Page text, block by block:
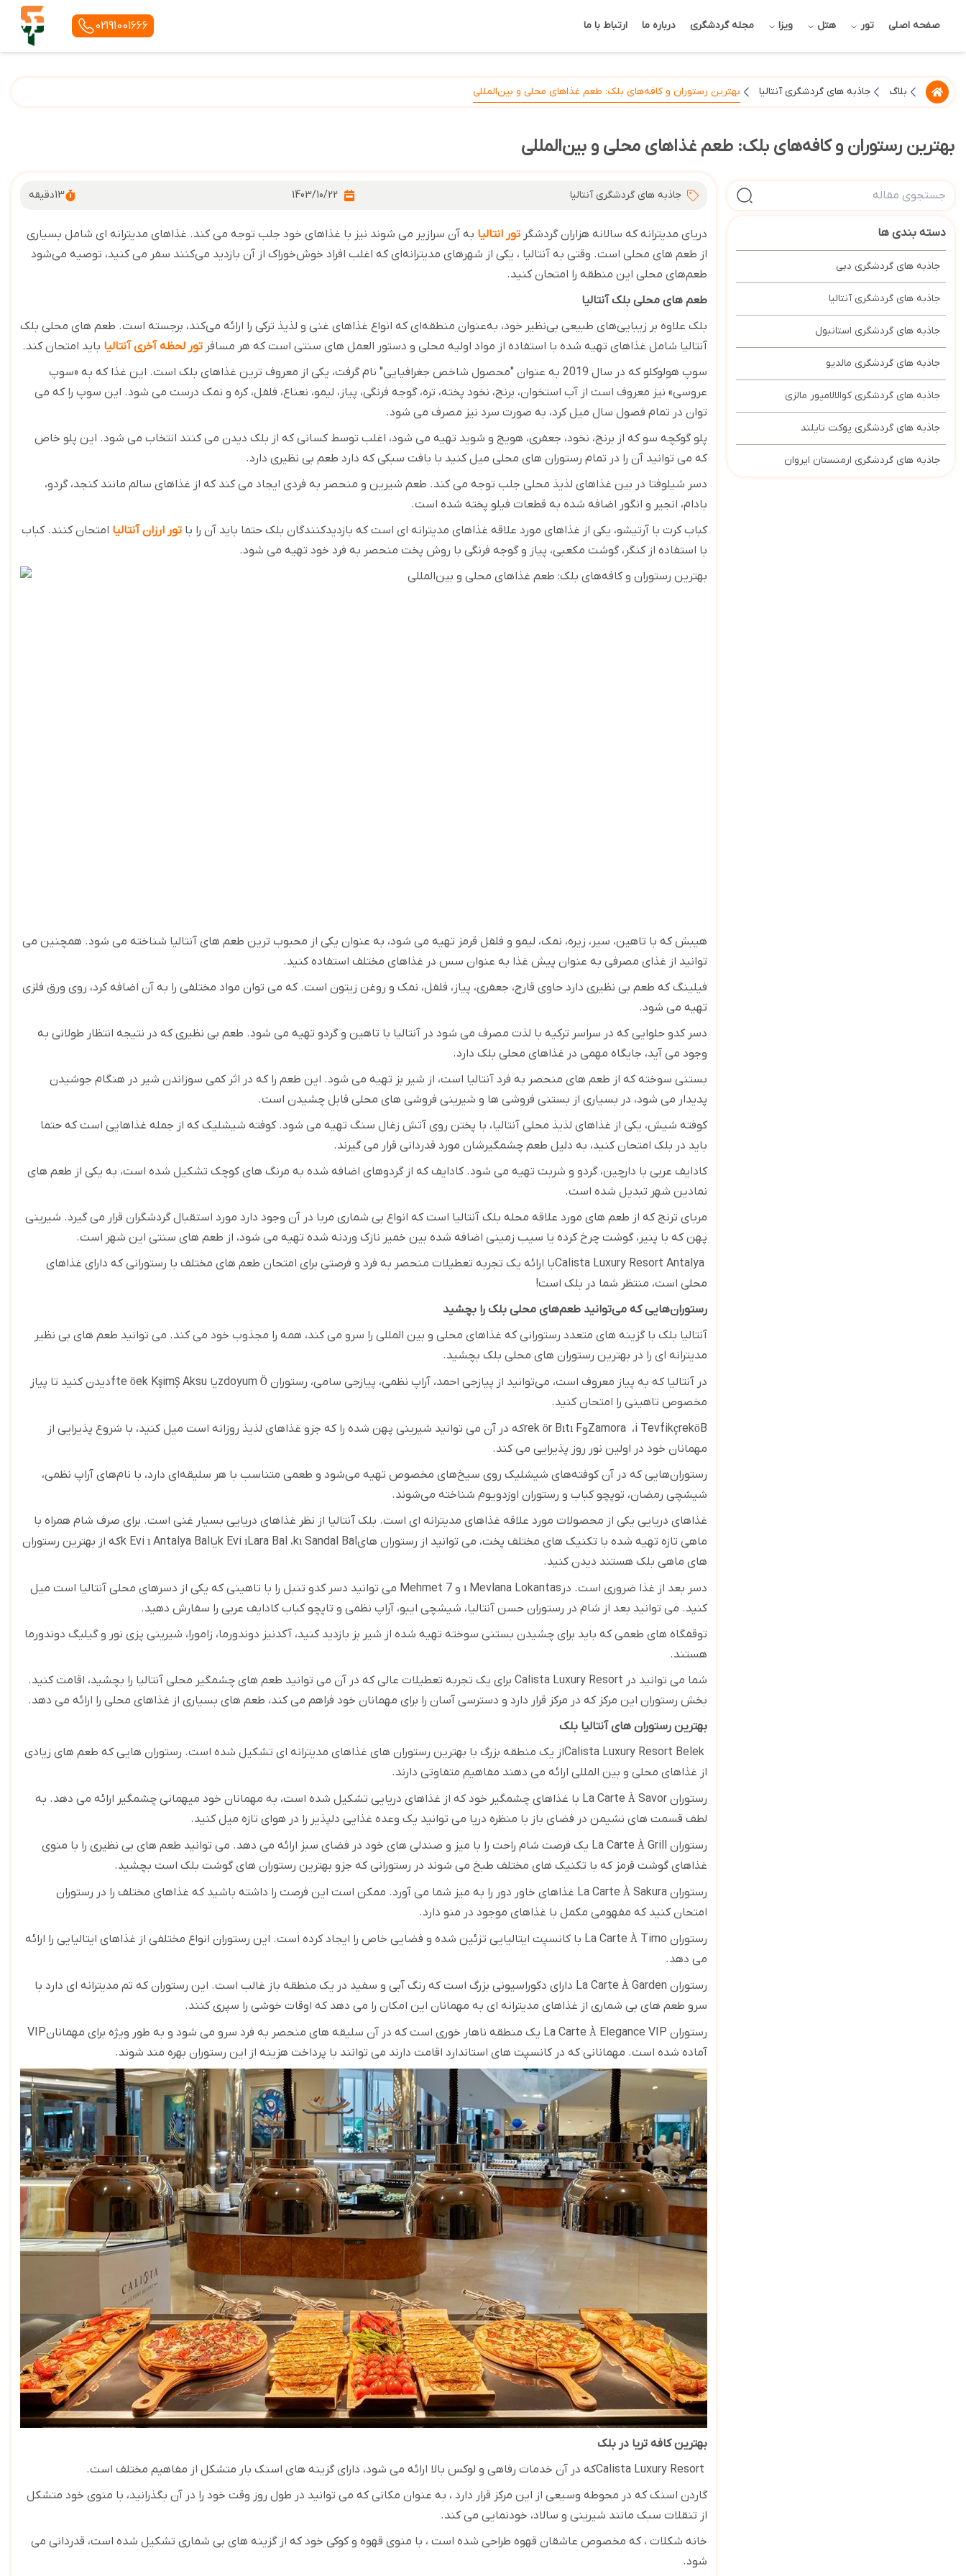
صفحه اصلی تور هتل ویزا مجله گردشگری درباره ما ارتباط با ما 02191001666
بلاگ جاذبه های گردشگری آنتالیا بهترین رستوران و کافه‌های بلک: طعم غذاهای محلی و بین‌المللی
بهترین رستوران و کافه‌های بلک: طعم غذاهای محلی و بین‌المللی
دسته بندی ها
جاذبه های گردشگری دبی
جاذبه های گردشگری آنتالیا
جاذبه های گردشگری استانبول
جاذبه های گردشگری مالدیو
جاذبه های گردشگری کوالالامپور مالزی
جاذبه های گردشگری پوکت تایلند
جاذبه های گردشگری ارمنستان ایروان
جاذبه های گردشگری آنتالیا 1403/10/22
13دقیقه
دریای مدیترانه که سالانه هزاران گردشگر تور انتالیا به آن سرازیر می شوند نیز با غذاهای خود جلب توجه می کند. غذاهای مدیترانه ای شامل بسیاری
از طعم های محلی است. وقتی به آنتالیا ، یکی از شهرهای مدیترانه‌ای که اغلب افراد خوش‌خوراک از آن بازدید می‌کنند سفر می کنید، توصیه می‌شود
طعم‌های محلی این منطقه را امتحان کنید.
طعم های محلی بلک آنتالیا
بلک علاوه بر زیبایی‌های طبیعی بی‌نظیر خود، به‌عنوان منطقه‌ای که انواع غذاهای غنی و لذیذ ترکی را ارائه می‌کند، برجسته است. طعم های محلی بلک
آنتالیا شامل غذاهای تهیه شده با استفاده از مواد اولیه محلی و دستور العمل های سنتی است که هر مسافر تور لحظه آخری آنتالیا باید امتحان کند.
سوپ هولوکلو که در سال 2019 به عنوان "محصول شاخص جغرافیایی" نام گرفت، یکی از معروف ترین غذاهای بلک است. این غذا که به «سوپ
عروسی» نیز معروف است از آب استخوان، برنج، نخود پخته، تره، گوجه فرنگی، پیاز، لیمو، نعناع، ​​فلفل، کره و نمک درست می شود. این سوپ را که می
توان در تمام فصول سال میل کرد، به صورت سرد نیز مصرف می شود.
پلو گوکچه سو که از برنج، نخود، جعفری، هویج و شوید تهیه می شود، اغلب توسط کسانی که از بلک دیدن می کنند انتخاب می شود. این پلو خاص
که می توانید آن را در تمام رستوران های محلی میل کنید با بافت سبکی که دارد طعم بی نظیری دارد.
دسر شیلوفتا در بین غذاهای لذیذ محلی جلب توجه می کند. طعم شیرین و منحصر به فردی ایجاد می کند که از غذاهای سالم مانند کنجد، گردو،
بادام، انجیر و انگور اضافه شده به قطعات فیلو پخته شده است.
کباب کرت با آرتیشو، یکی از غذاهای مورد علاقه غذاهای مدیترانه ای است که بازدیدکنندگان بلک حتما باید آن را با تور ارزان آنتالیا امتحان کنند. کباب
با استفاده از کنگر، گوشت مکعبی، پیاز و گوجه فرنگی با روش پخت منحصر به فرد خود تهیه می شود.
هیبش که با تاهین، سیر، زیره، نمک، لیمو و فلفل قرمز تهیه می شود، به عنوان یکی از محبوب ترین طعم های آنتالیا شناخته می شود. همچنین می
توانید از غذای مصرفی به عنوان پیش غذا به عنوان سس در غذاهای مختلف استفاده کنید.
فیلینگ که طعم بی نظیری دارد حاوی قارچ، جعفری، پیاز، فلفل، نمک و روغن زیتون است. که می توان مواد مختلفی را به آن اضافه کرد، روی ورق فلزی
تهیه می شود.
دسر کدو حلوایی که در سراسر ترکیه با لذت مصرف می شود در آنتالیا با تاهین و گردو تهیه می شود. طعم بی نظیری که در نتیجه انتظار طولانی به
وجود می آید، جایگاه مهمی در غذاهای محلی بلک دارد.
بستنی سوخته که از طعم های منحصر به فرد آنتالیا است، از شیر بز تهیه می شود. این طعم را که در اثر کمی سوزاندن شیر در هنگام جوشیدن
پدیدار می شود، در بسیاری از بستنی فروشی ها و شیرینی فروشی های محلی قابل چشیدن است.
کوفته شیش، یکی از غذاهای لذیذ محلی آنتالیا، با پختن روی آتش زغال سنگ تهیه می شود. کوفته شیشلیک که از جمله غذاهایی است که حتما
باید در بلک امتحان کنید، به دلیل طعم چشمگیرشان مورد قدردانی قرار می گیرند.
کادایف عربی با دارچین، گردو و شربت تهیه می شود. کادایف که از گردوهای اضافه شده به مرنگ های کوچک تشکیل شده است، به یکی از طعم های
نمادین شهر تبدیل شده است.
مربای ترنج که از طعم های مورد علاقه محله بلک آنتالیا است که انواع بی شماری مربا در آن وجود دارد مورد استقبال گردشگران قرار می گیرد. شیرینی
پهن که با پنیر، گوشت چرخ کرده یا سیب زمینی اضافه شده بین خمیر نازک وردنه شده تهیه می شود، از طعم های سنتی این شهر است.
Calista Luxury Resort Antalyaبا ارائه یک تجربه تعطیلات منحصر به فرد و فرصتی برای امتحان طعم های مختلف با رستورانی که دارای غذاهای
محلی است، منتظر شما در بلک است!
رستوران‌هایی که می‌توانید طعم‌های محلی بلک را بچشید
آنتالیا بلک با گزینه های متعدد رستورانی که غذاهای محلی و بین المللی را سرو می کند، همه را مجذوب خود می کند. می توانید طعم های بی نظیر
مدیترانه ای را در بهترین رستوران های محلی بلک بچشید.
در آنتالیا که به پیاز معروف است، می‌توانید از پیازجی احمد، آراپ نظمی، پیازجی سامی، رستوران Ö
zdoyumیا Aksu
Ş
im
ş
ek K
ö
fteدیدن کنید تا پیاز
مخصوص تاهینی را امتحان کنید.
B
ö
rek
ç
i Tevfik، ZamoraوF
ı
t
ı
r B
ö
rekکه در آن می توانید شیرینی پهن شده را که جزو غذاهای لذیذ روزانه است میل کنید، با شروع پذیرایی از
مهمانان خود در اولین نور روز پذیرایی می کند.
رستوران‌هایی که در آن کوفته‌های شیشلیک روی سیخ‌های مخصوص تهیه می‌شود و طعمی متناسب با هر سلیقه‌ای دارد، با نام‌های آراپ نظمی،
شیشچی رمضان، توپچو کباب و رستوران اوزدویوم شناخته می‌شوند.
غذاهای دریایی یکی از محصولات مورد علاقه غذاهای مدیترانه ای است. بلک آنتالیا از نظر غذاهای دریایی بسیار غنی است. برای صرف شام همراه با
ماهی تازه تهیه شده با تکنیک های مختلف پخت، می توانید از رستوران هایSandal Bal
ı
k، Lara Bal
ı
k EviیاAntalya Bal
ı
k Eviکه از بهترین رستوران
های ماهی بلک هستند دیدن کنید.
دسر بعد از غذا ضروری است. در Mevlana Lokantas
ı و 7 Mehmet می توانید دسر کدو تنبل را با تاهینی که یکی از دسرهای محلی آنتالیا است میل
کنید. می توانید بعد از شام در رستوران حسن آنتالیا، شیشچی ایبو، آراپ نظمی و تاپچو کباب کادایف عربی را سفارش دهید.
توقفگاه های طعمی که باید برای چشیدن بستنی سوخته تهیه شده از شیر بز بازدید کنید، آکدنیز دوندورما، زامورا، شیرینی پزی نور و گیلیگ دوندورما
هستند.
شما می توانید در Calista Luxury Resort برای یک تجربه تعطیلات عالی که در آن می توانید طعم های چشمگیر محلی آنتالیا را بچشید، اقامت کنید.
بخش رستوران این مرکز که در مرکز قرار دارد و دسترسی آسان را برای مهمانان خود فراهم می کند، طعم های بسیاری از غذاهای محلی را ارائه می دهد.
بهترین رستوران های آنتالیا بلک
Calista Luxury Resort Belekاز یک منطقه بزرگ با بهترین رستوران های غذاهای مدیترانه ای تشکیل شده است. رستوران هایی که طعم های زیادی
از غذاهای محلی و بین المللی ارائه می دهند مفاهیم متفاوتی دارند.
رستوران Savor
À
La Carte با غذاهای چشمگیر خود که از غذاهای دریایی تشکیل شده است، به مهمانان خود میهمانی چشمگیر ارائه می دهد. به
لطف قسمت های نشیمن در فضای باز با منظره دریا می توانید یک وعده غذایی دلپذیر را در هوای تازه میل کنید.
رستوران Grill
À
La Carte یک فرصت شام راحت را با میز و صندلی های خود در فضای سبز ارائه می دهد. می توانید طعم های بی نظیری را با منوی
غذاهای گوشت قرمز که با تکنیک های مختلف طبخ می شوند در رستورانی که جزو بهترین رستوران های گوشت بلک است بچشید.
رستوران Sakura
À
La Carte غذاهای خاور دور را به میز شما می آورد. ممکن است این فرصت را داشته باشید که غذاهای مختلف را در رستوران
امتحان کنید که مفهومی مکمل با غذاهای موجود در منو دارد.
رستوران Timo
À
La Carte با کانسپت ایتالیایی تزئین شده و فضایی خاص را ایجاد کرده است. این رستوران انواع مختلفی از غذاهای ایتالیایی را ارائه
می دهد.
رستوران Garden
À
La Carte دارای دکوراسیونی بزرگ است که رنگ آبی و سفید در یک منطقه باز غالب است. این رستوران که تم مدیترانه ای دارد با
سرو طعم های بی شماری از غذاهای مدیترانه ای به مهمانان این امکان را می دهد که اوقات خوشی را سپری کنند.
رستوران Elegance VIP
À
La Carte یک منطقه ناهار خوری است که در آن سلیقه های منحصر به فرد سرو می شود و به طور ویژه برای مهمانانVIP
آماده شده است. مهمانانی که در کانسپت های استاندارد اقامت دارند می توانند با پرداخت هزینه از این رستوران بهره مند شوند.
بهترین کافه تریا در بلک
Calista Luxury Resortکه در آن خدمات رفاهی و لوکس بالا ارائه می شود، دارای گزینه های اسنک بار متشکل از مفاهیم مختلف است.
گاردن اسنک که در محوطه وسیعی از این مرکز قرار دارد ، به عنوان مکانی که می توانید در طول روز وقت خود را در آن بگذرانید، با منوی خود متشکل
از تنقلات سبک مانند شیرینی و سالاد، خودنمایی می کند.
خانه شکلات ، که مخصوص عاشقان قهوه طراحی شده است ، با منوی قهوه و کوکی خود که از گزینه های بی شماری تشکیل شده است، قدردانی می
شود.